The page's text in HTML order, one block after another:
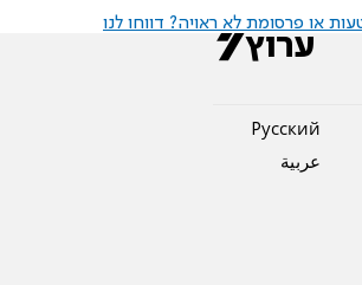
או פרסומת לא ראויה? דווחו לנו
Pусский
عربية